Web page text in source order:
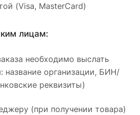
(Visa, MasterCard)
лицам:
необходимо выслать
название организации, БИН/
реквизиты)
(при получении товара)